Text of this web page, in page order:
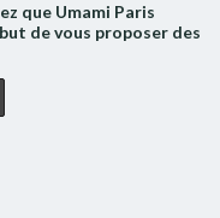
que Umami Paris
de vous proposer des